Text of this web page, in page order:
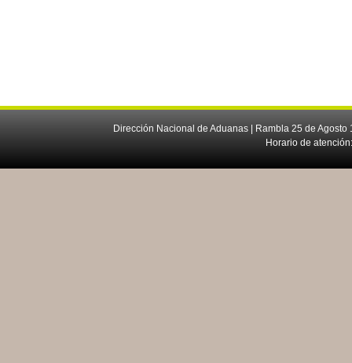
Dirección Nacional de Aduanas | Rambla 25 de
Horario de